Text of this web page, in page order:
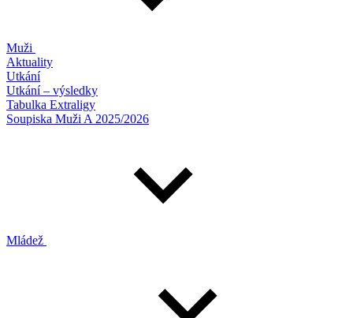
Muži
Aktuality
Utkání
Utkání – výsledky
Tabulka Extraligy
Soupiska Muži A 2025/2026
Mládež